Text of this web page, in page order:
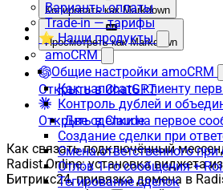
Варианты оплаты
Trade-in — тарифы
⭐ Наши продукты
amoCRM
Общие настройки amoCRM
Как написать клиенту
Контроль дублей и
Две сделки на первое
Создание сделки при
Смена ответственного
Отлов 1-го сообщения +
Тегирование сделок
Копировать как Markdown
Просмотреть как Markdown
Открыть в ChatGPT
Открыть в Claude
Как связать подключённый
Radist.Online: установка виджета
Битрикс24, привязка домена в